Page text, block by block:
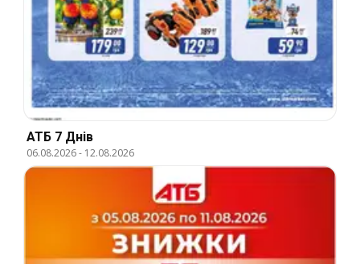
АТБ 7 Днів
06.08.2026- 12.08.2026